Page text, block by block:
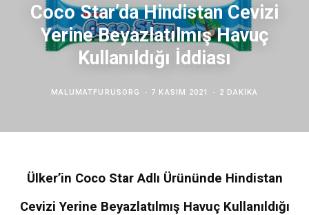
Coco Star’da Hindistan Cevizi
Yerine Beyazlatılmış Havuç
Kullanıldığı İddiası
MALUMATFURUSORG 7 KASIM 2021 2 DAKIKA
Ülker’in Coco Star Adlı Ürününde Hindistan
Cevizi Yerine Beyazlatılmış Havuç Kullanıldığı